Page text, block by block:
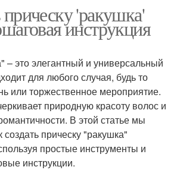
прическу 'ракушка'
инструкция
– это элегантный и универсальный
для любого случая, будь то
или торжественное мероприятие.
природную красоту волос и
В этой статье мы
прическу "ракушка"
простые инструменты и
инструкции.